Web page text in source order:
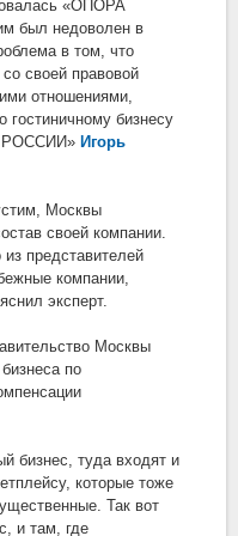
«ОПОРА
был недоволен в
в том, что
своей правовой
отношениями,
гостиничному бизнесу
РОССИИ» Игорь
Москвы
своей компании.
представителей
компании,
эксперт.
Москвы
по
бизнес, туда входят и
которые тоже
Так вот
и там, где